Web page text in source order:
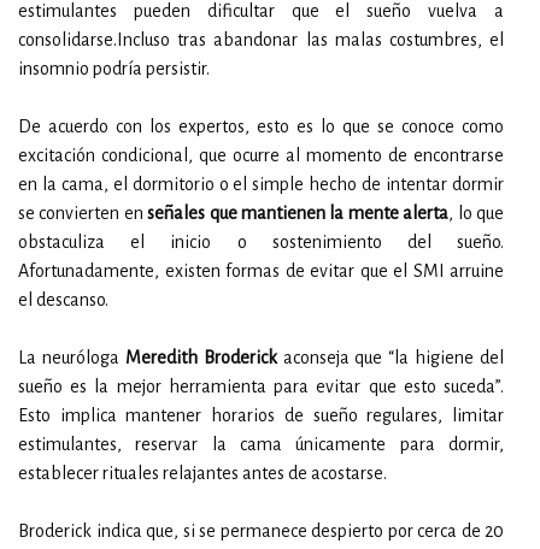
estimulantes pueden dificultar que el sueño vuelva a
consolidarse.Incluso tras abandonar las malas costumbres, el
insomnio podría persistir.
De acuerdo con los expertos, esto es lo que se conoce como
excitación condicional, que ocurre al momento de encontrarse
en la cama, el dormitorio o el simple hecho de intentar dormir
se convierten enseñales que mantienen la mente alerta, lo que
obstaculiza el inicio o sostenimiento del sueño.
Afortunadamente, existen formas de evitar que el SMI arruine
el descanso.
La neuróloga Meredith Broderickaconseja que “la higiene del
sueño es la mejor herramienta para evitar que esto suceda”.
Esto implica mantener horarios de sueño regulares, limitar
estimulantes, reservar la cama únicamente para dormir,
establecer rituales relajantes antes de acostarse.
Broderick indica que, si se permanece despierto por cerca de 20